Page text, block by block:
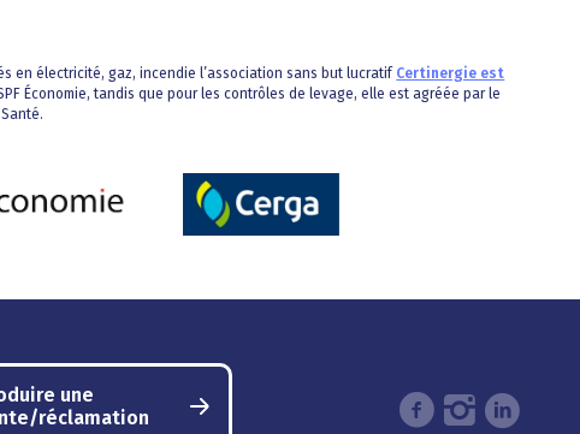
en électricité, gaz, incendie l’association sans but lucratif Certinergie est
Économie, tandis que pour les contrôles de levage, elle est agréée par le
une
réclamation